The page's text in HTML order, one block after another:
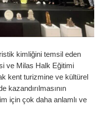
kimliğini temsil eden
ve Milas Halk Eğitimi
kent turizmine ve kültürel
kazandırılmasının
için çok daha anlamlı ve